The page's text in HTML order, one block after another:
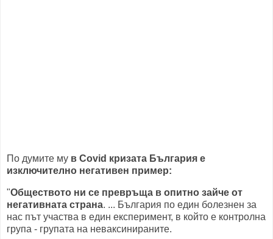
По думите му в Covid кризата България е
изключително негативен пример:
"Обществото ни се превръща в опитно зайче от
негативната страна. ... България по един болезнен за
нас път участва в един експеримент, в който е контролна
група - групата на неваксинираните.